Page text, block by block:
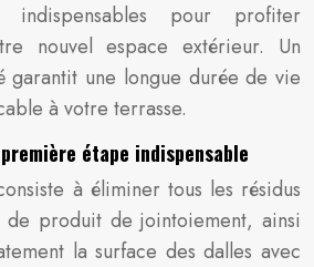
pour profiter
nouvel espace extérieur. Un
une longue durée de vie
à votre terrasse.
étape indispensable
à éliminer tous les résidus
produit de jointoiement, ainsi
la surface des dalles avec